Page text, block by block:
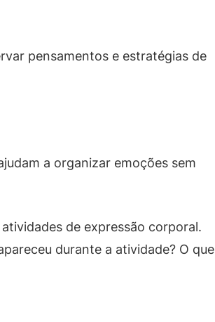
pensamentos e estratégias de
a organizar emoções sem
de expressão corporal.
durante a atividade? O que